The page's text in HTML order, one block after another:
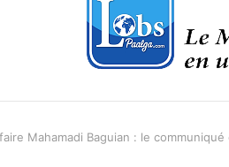
Mahamadi Baguian : le